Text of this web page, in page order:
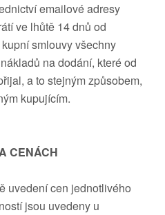
emailové adresy
ve lhůtě 14 dnů od
smlouvy všechny
na dodání, které od
a to stejným způsobem,
kupujícím.
CENÁCH
uvedení cen jednotlivého
jsou uvedeny u